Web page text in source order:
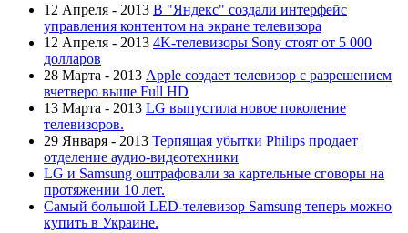
12 Апреля - 2013 В "Яндекс" создали интерфейс
управления контентом на экране телевизора
12 Апреля - 2013 4K-телевизоры Sony стоят от 5 000
долларов
28 Марта - 2013 Apple создает телевизор с разрешением
вчетверо выше Full HD
13 Марта - 2013 LG выпустила новое поколение
телевизоров.
29 Января - 2013 Терпящая убытки Philips продает
отделение аудио-видеотехники
LG и Samsung оштрафовали за картельные сговоры на
протяжении 10 лет.
Самый большой LED-телевизор Samsung теперь можно
купить в Украине.